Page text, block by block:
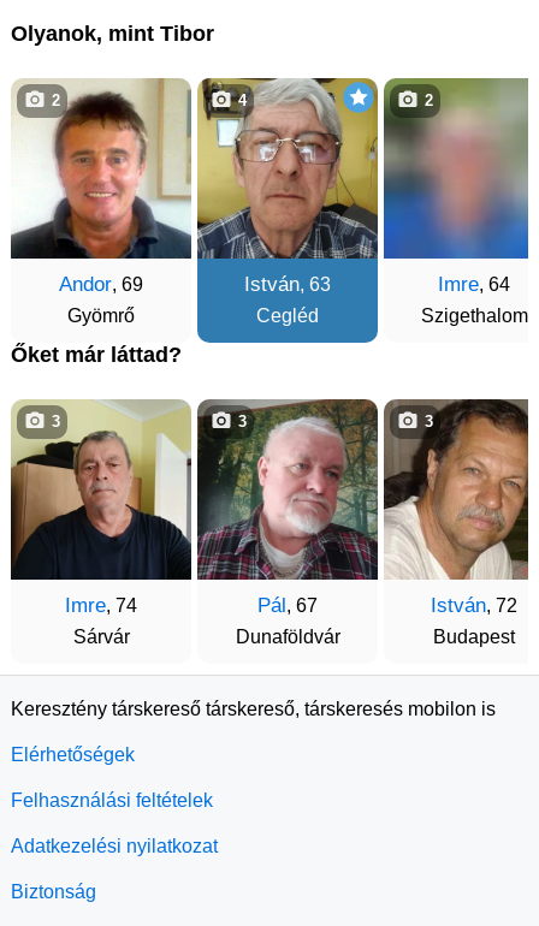
Olyanok, mint Tibor
Andor, 69
Gyömrő
2
István, 63
Cegléd
4
Imre, 64
Szigethalom
2
Őket már láttad?
Imre, 74
Sárvár
3
Pál, 67
Dunaföldvár
3
István, 72
Budapest
3
Keresztény társkereső társkereső, társkeresés mobilon is
Elérhetőségek
Felhasználási feltételek
Adatkezelési nyilatkozat
Biztonság